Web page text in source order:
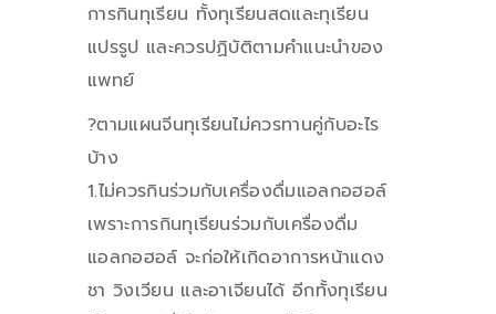
การกินทุเรียน ทั้งทุเรียนสดและทุเรียน
แปรรูป และควรปฏิบัติตามคำแนะนำของ
แพทย์
?ตามแผนจีนทุเรียนไม่ควรทานคู่กับอะไร
บ้าง
1.ไม่ควรกินร่วมกับเครื่องดื่มแอลกอฮอล์
เพราะการกินทุเรียนร่วมกับเครื่องดื่ม
แอลกอฮอล์ จะก่อให้เกิดอาการหน้าแดง
ชา วิงเวียน และอาเจียนได้ อีกทั้งทุเรียน